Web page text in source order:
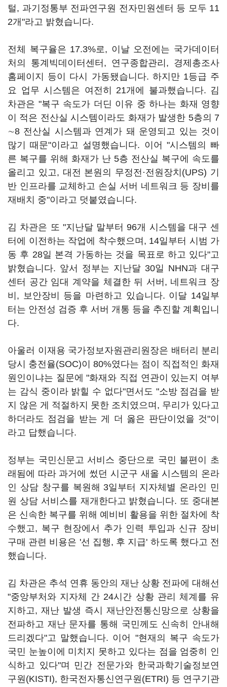
털, 과기정통부 전파연구원 전자민원센터 등 모두 11
2개"라고 밝혔습니다.
전체 복구율은 17.3%로, 이날 오전에는 국가데이터
처의 통계빅데이터센터, 연구종합관리, 경제총조사
홈페이지 등이 다시 가동됐습니다. 하지만 1등급 주
요 업무 시스템은 여전히 21개에 불과했습니다. 김
차관은 "복구 속도가 더딘 이유 중 하나는 화재 영향
이 적은 전산실 시스템이라도 화재가 발생한 5층의 7
∼8 전산실 시스템과 연계가 돼 운영되고 있는 것이
많기 때문"이라고 설명했습니다. 이어 "시스템의 빠
른 복구를 위해 화재가 난 5층 전산실 복구에 속도를
올리고 있고, 대전 본원의 무정전·전원장치(UPS) 기
반 인프라를 교체하고 손실 서버 네트워크 등 장비를
재배치 중"이라고 덧붙였습니다.
김 차관은 또 "지난달 말부터 96개 시스템을 대구 센
터에 이전하는 작업에 착수했으며, 14일부터 시범 가
동 후 28일 본격 가동하는 것을 목표로 하고 있다"고
밝혔습니다. 앞서 정부는 지난달 30일 NHN과 대구
센터 공간 임대 계약을 체결한 뒤 서버, 네트워크 장
비, 보안장비 등을 마련하고 있습니다. 이달 14일부
터는 안전성 검증 후 서버 개통 등을 추진할 계획입니
다.
아울러 이재용 국가정보자원관리원장은 배터리 분리
당시 충전율(SOC)이 80%였다는 점이 직접적인 화재
원인이냐는 질문에 "화재와 직접 연관이 있는지 여부
는 감식 중이라 밝힐 수 없다"면서도 "소방 점검을 받
지 않은 게 적절하지 못한 조치였으며, 무리가 있다고
하더라도 점검을 받는 게 더 옳은 판단이었을 것"이
라고 답했습니다.
정부는 국민신문고 서비스 중단으로 국민 불편이 초
래됨에 따라 과거에 썼던 시군구 새올 시스템의 온라
인 상담 창구를 복원해 3일부터 지자체별 온라인 민
원 상담 서비스를 재개한다고 밝혔습니다. 또 중대본
은 신속한 복구를 위해 예비비 활용을 위한 절차에 착
수했고, 복구 현장에서 추가 인력 투입과 신규 장비
구매 관련 비용은 '선 집행, 후 지급' 하도록 했다고 전
했습니다.
김 차관은 추석 연휴 동안의 재난 상황 전파에 대해선
"중앙부처와 지자체 간 24시간 상황 관리 체계를 유
지하고, 재난 발생 즉시 재난안전통신망으로 상황을
전파하고 재난 문자를 통해 국민께도 신속히 안내해
드리겠다"고 말했습니다. 이어 "현재의 복구 속도가
국민 눈높이에 미치지 못하고 있다는 점을 엄중히 인
식하고 있다"며 민간 전문가와 한국과학기술정보연
구원(KISTI), 한국전자통신연구원(ETRI) 등 연구기관